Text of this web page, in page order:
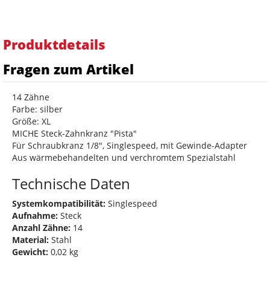
Produktdetails
Fragen zum Artikel
14 Zähne
Farbe: silber
Größe: XL
MICHE Steck-Zahnkranz "Pista"
Für Schraubkranz 1/8", Singlespeed, mit Gewinde-Adapter
Aus wärmebehandelten und verchromtem Spezialstahl
Technische Daten
Systemkompatibilität: Singlespeed
Aufnahme: Steck
Anzahl Zähne: 14
Material: Stahl
Gewicht: 0,02 kg